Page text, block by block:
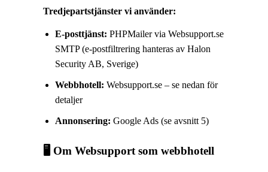
Tredjepartstjänster vi använder:
E-posttjänst: PHPMailer via Websupport.se
SMTP (e-postfiltrering hanteras av Halon
Security AB, Sverige)
Webbhotell: Websupport.se – se nedan för
detaljer
Annonsering: Google Ads (se avsnitt 5)
🖥️ Om Websupport som webbhotell